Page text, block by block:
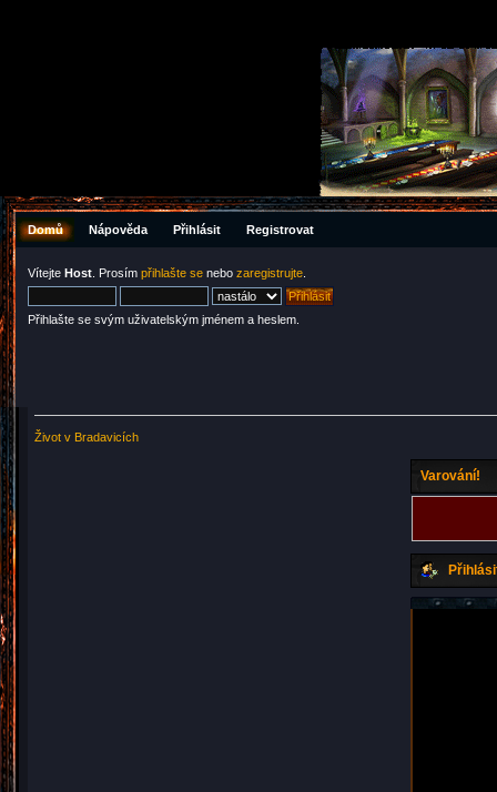
Domů Nápověda Přihlásit Registrovat
Vítejte Host . Prosím přihlašte se nebo zaregistrujte
Přihlašte se svým uživatelským jménem a heslem.
Život v Bradavicích
Varování!